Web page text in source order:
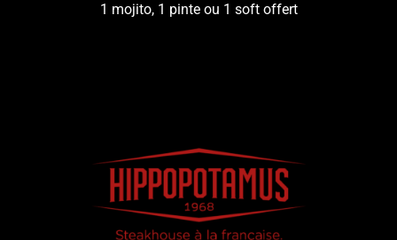
1 mojito, 1 pinte ou 1 soft offert